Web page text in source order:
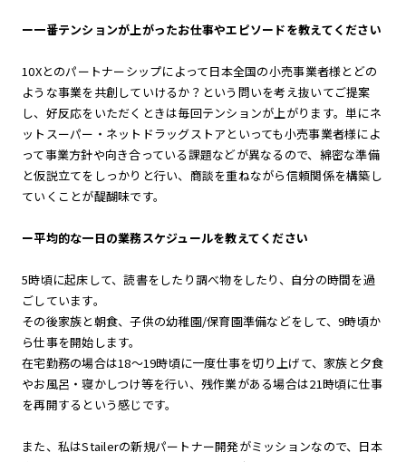
ー一番テンションが上がったお仕事やエピソードを教えてください
10Xとのパートナーシップによって日本全国の小売事業者様とどの
ような事業を共創していけるか？という問いを考え抜いてご提案
し、好反応をいただくときは毎回テンションが上がります。単にネ
ットスーパー・ネットドラッグストアといっても小売事業者様によ
って事業方針や向き合っている課題などが異なるので、綿密な準備
と仮説立てをしっかりと行い、商談を重ねながら信頼関係を構築し
ていくことが醍醐味です。
ー平均的な一日の業務スケジュールを教えてください
5時頃に起床して、読書をしたり調べ物をしたり、自分の時間を過
ごしています。
その後家族と朝食、子供の幼稚園/保育園準備などをして、9時頃か
ら仕事を開始します。
在宅勤務の場合は18〜19時頃に一度仕事を切り上げて、家族と夕食
やお風呂・寝かしつけ等を行い、残作業がある場合は21時頃に仕事
を再開するという感じです。
また、私はStailerの新規パートナー開発がミッションなので、日本